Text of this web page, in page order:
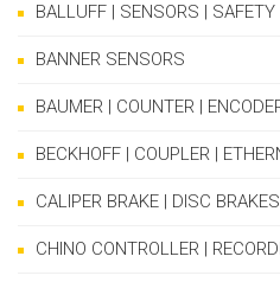
BALLUFF | SENSORS |
BANNER SENSORS
BAUMER | COUNTER |
BECKHOFF | COUPLER |
CALIPER BRAKE | DISC BRAKES
CHINO CONTROLLER |